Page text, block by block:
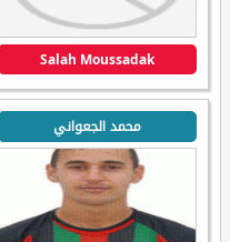
Salah Moussadak
محمد الجعواني